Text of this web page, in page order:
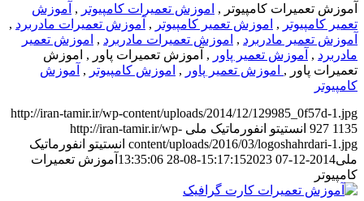
آموزش تعمیرات کامپیوتر , اموزش تعمیرات کامپیوتر , آموزش
تعمیر کامپیوتر , اموزش تعمیر کامپیوتر , آموزش تعمیرات مادربرد ,
آموزش تعمیر مادربرد , اموزش تعمیرات مادربرد , اموزش تعمیر
مادربرد , آموزش تعمیر پاور , آموزش تعمیرات پاور , اموزش
تعمیرات پاور , اموزش تعمیر پاور , اموزش کامپیوتر , آموزش
کامپیوتر
http://iran-tamir.ir/wp-content/uploads/2014/12/129985_0f57d-1.jpg
927 1135 انستیتو انفورماتیک ملی http://iran-tamir.ir/wp-
content/uploads/2016/03/logoshahrdari-1.jpg انستیتو انفورماتیک
ملی2014-12-07 15:17:15
2023-08-28 13:35:06
آموزش تعمیرات
کامپیوتر